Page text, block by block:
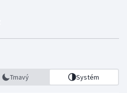
Tmavý Systém